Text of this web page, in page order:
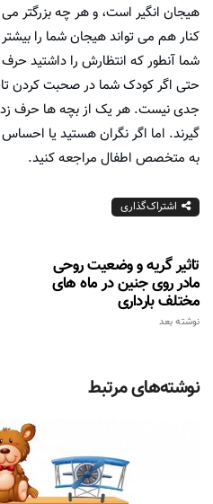
هیجان انگیر است، و هر چه بزرگتر
کنار هم می تواند هیجان شما را
شما آنطور که انتظارش را داشتید
حتی اگر کودک شما در صحبت کردن
جدی نیست. هر یک از بچه ها حرف
گیرند. اما اگر نگران هستید یا
به متخصص اطفال مراجعه کنید.
اشتراک‌گذاری
تاثیر گریه و وضعیت روحی
مادر روی جنین در ماه های
مختلف بارداری
نوشته بعد
نوشته‌های مرتبط